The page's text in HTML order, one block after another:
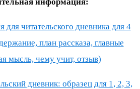
для читательского дневника для 4
план рассказа, главные
мысль, чему учит, отзыв)
дневник: образец для 1, 2, 3,